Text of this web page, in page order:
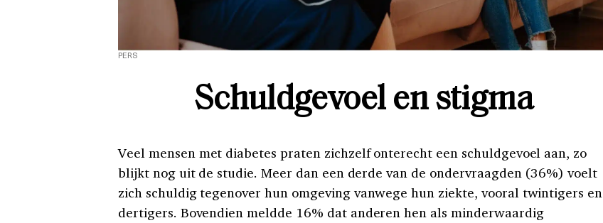
PERS
Schuldgevoel en stigma
Veel mensen met diabetes praten zichzelf onterecht een schuldgevoel aan, zo
blijkt nog uit de studie. Meer dan een derde van de ondervraagden (36%) voelt
zich schuldig tegenover hun omgeving vanwege hun ziekte, vooral twintigers en
dertigers. Bovendien meldde 16% dat anderen hen als minderwaardig